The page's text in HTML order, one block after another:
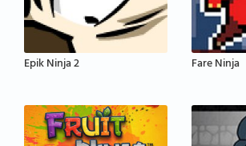
Epik Ninja 2 Fare Ninja